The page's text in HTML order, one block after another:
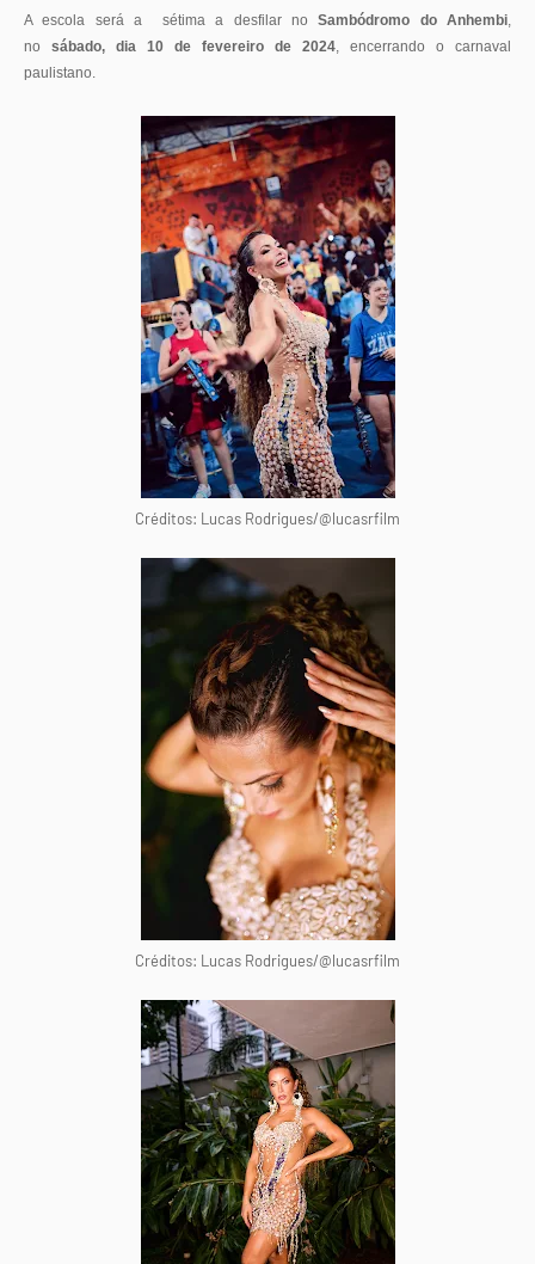
A escola será a sétima a desfilar noSambódromo do Anhembi,
no sábado, dia 10 de fevereiro de 2024, encerrando o carnaval
paulistano.
Créditos: Lucas Rodrigues/@lucasrfilm
Créditos: Lucas Rodrigues/@lucasrfilm